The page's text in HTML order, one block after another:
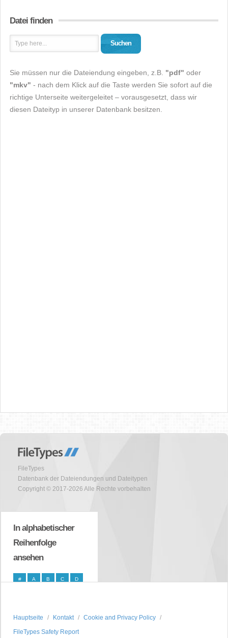
Datei finden
Suchen
Sie müssen nur die Dateiendung eingeben, z.B. "pdf" oder
"mkv" - nach dem Klick auf die Taste werden Sie sofort auf die
richtige Unterseite weitergeleitet – vorausgesetzt, dass wir
diesen Dateityp in unserer Datenbank besitzen.
FileTypes
Datenbank der Dateiendungen und Dateitypen
Copyright © 2017-2026 Alle Rechte vorbehalten
In alphabetischer
Reihenfolge
ansehen
# A B C D
O P Q R S
Hauptseite Kontakt
Cookie and Privacy Policy
FileTypes Safety Report